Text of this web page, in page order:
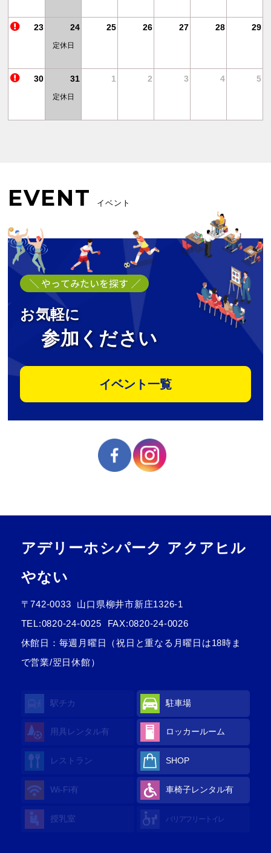
23 24 25 26 27 28 29
定休日
30 31 1 2 3 4 5
定休日
EVENT イベント
お気軽に
参加ください
イベント一覧
アデリーホシパーク アクアヒル
やない
〒742-0033
山口県柳井市新庄1326-1
TEL:0820-24-0025
FAX:0820-24-0026
休館日：毎週月曜日（祝日と重なる月曜日は18時ま
で営業/翌日休館）
駅チカ 駐車場
用具レンタル有 ロッカールーム
レストラン SHOP
Wi-Fi有 車椅子レンタル有
授乳室 バリアフリートイレ